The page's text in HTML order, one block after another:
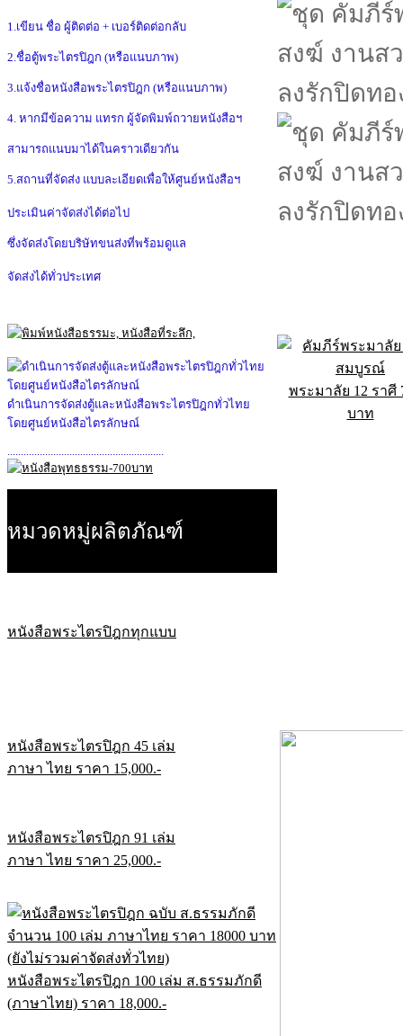
1.เขียน ชื่อ ผู้ติดต่อ + เบอร์ติดต่อกลับ
2.ชื่อตู้พระไตรปิฎก (หรือแนบภาพ)
3.แจ้งชื่อหนังสือพระไตรปิฎก (หรือแนบภาพ)
4. หากมีข้อความ แทรก ผู้จัดพิมพ์ถวายหนังสือฯ
สามารถแนบมาได้ในคราวเดียวกัน
5.สถานที่จัดส่ง แบบละเอียดเพื่อให้ศูนย์หนังสือฯ
ประเมินค่าจัดส่งได้ต่อไป
ซึ่งจัดส่งโดยบริษัทขนส่งที่พร้อมดูแล
จัดส่งได้ทั่วประเทศ
ดำเนินการจัดส่งตู้และหนังสือพระไตรปิฎกทั่วไทย
โดยศูนย์หนังสือไตรลักษณ์
..........................................................
หมวดหมู่ผลิตภัณฑ์
หนังสือพระไตรปิฎกทุกแบบ
หนังสือพระไตรปิฎก 45 เล่ม
ภาษา ไทย ราคา 15,000.-
หนังสือพระไตรปิฎก 91 เล่ม
ภาษา ไทย ราคา 25,000.-
หนังสือพระไตรปิฎก 100 เล่ม ส.ธรรมภักดี
(ภาษาไทย) ราคา 18,000.-
พระมาลัย 12 ราศี
บาท